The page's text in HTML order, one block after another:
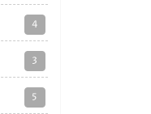
4
3
5